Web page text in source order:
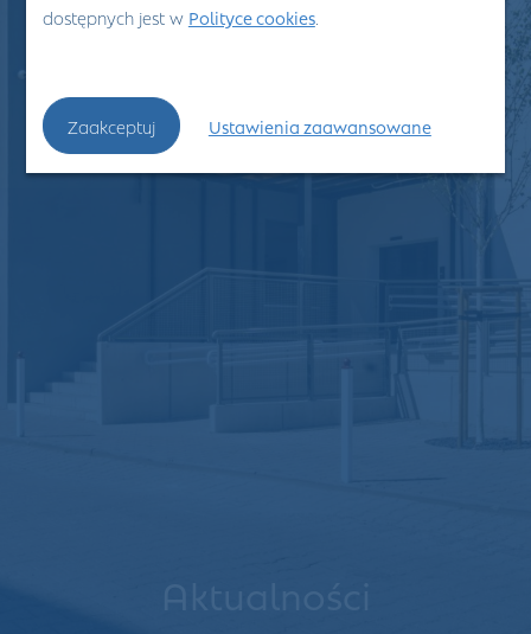
Aktualności
dostępnych jest w Polityce cookies.
Zaakceptuj Ustawienia zaawansowane